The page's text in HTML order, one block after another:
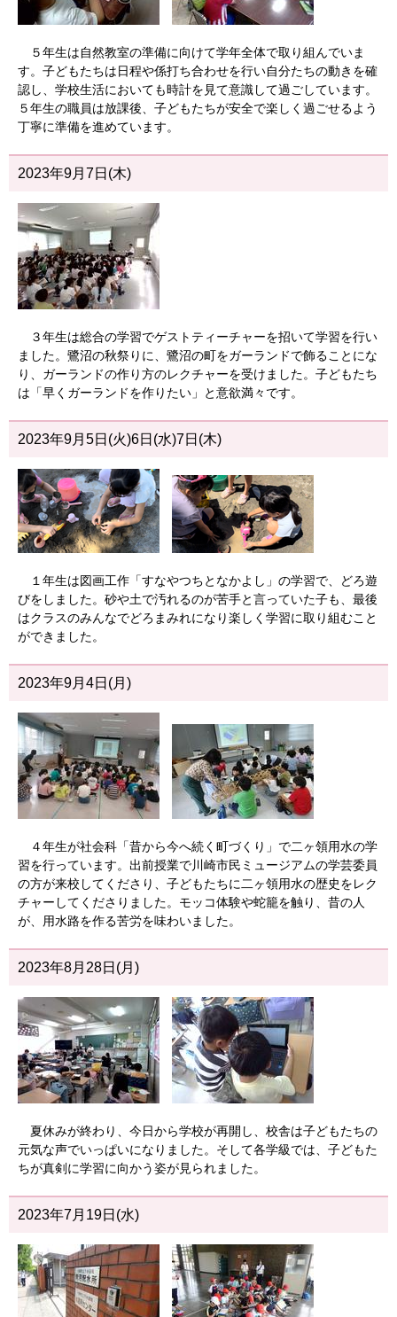
５年生は自然教室の準備に向けて学年全体で取り組んでいま
す。子どもたちは日程や係打ち合わせを行い自分たちの動きを確
認し、学校生活においても時計を見て意識して過ごしています。
５年生の職員は放課後、子どもたちが安全で楽しく過ごせるよう
丁寧に準備を進めています。
2023年9月7日(木)
３年生は総合の学習でゲストティーチャーを招いて学習を行い
ました。鷺沼の秋祭りに、鷺沼の町をガーランドで飾ることにな
り、ガーランドの作り方のレクチャーを受けました。子どもたち
は「早くガーランドを作りたい」と意欲満々です。
2023年9月5日(火)6日(水)7日(木)
１年生は図画工作「すなやつちとなかよし」の学習で、どろ遊
びをしました。砂や土で汚れるのが苦手と言っていた子も、最後
はクラスのみんなでどろまみれになり楽しく学習に取り組むこと
ができました。
2023年9月4日(月)
４年生が社会科「昔から今へ続く町づくり」で二ヶ領用水の学
習を行っています。出前授業で川崎市民ミュージアムの学芸委員
の方が来校してくださり、子どもたちに二ヶ領用水の歴史をレク
チャーしてくださりました。モッコ体験や蛇籠を触り、昔の人
が、用水路を作る苦労を味わいました。
2023年8月28日(月)
夏休みが終わり、今日から学校が再開し、校舎は子どもたちの
元気な声でいっぱいになりました。そして各学級では、子どもた
ちが真剣に学習に向かう姿が見られました。
2023年7月19日(水)